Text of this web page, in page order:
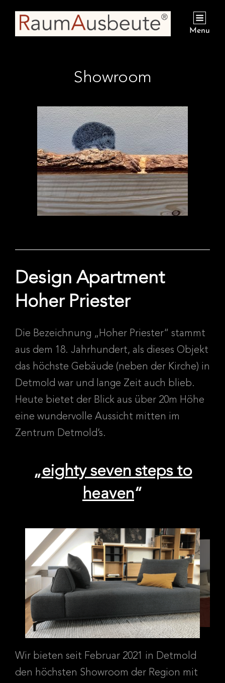
Menu
Showroom
Design Apartment
Hoher Priester
Die Bezeichnung „Hoher Priester“ stammt
aus dem 18. Jahrhundert, als dieses Objekt
das höchste Gebäude (neben der Kirche) in
Detmold war und lange Zeit auch blieb.
Heute bietet der Blick aus über 20m Höhe
eine wundervolle Aussicht mitten im
Zentrum Detmold’s.
„eighty seven steps to
heaven“
Wir bieten seit Februar 2021 in Detmold
den höchsten Showroom der Region mit